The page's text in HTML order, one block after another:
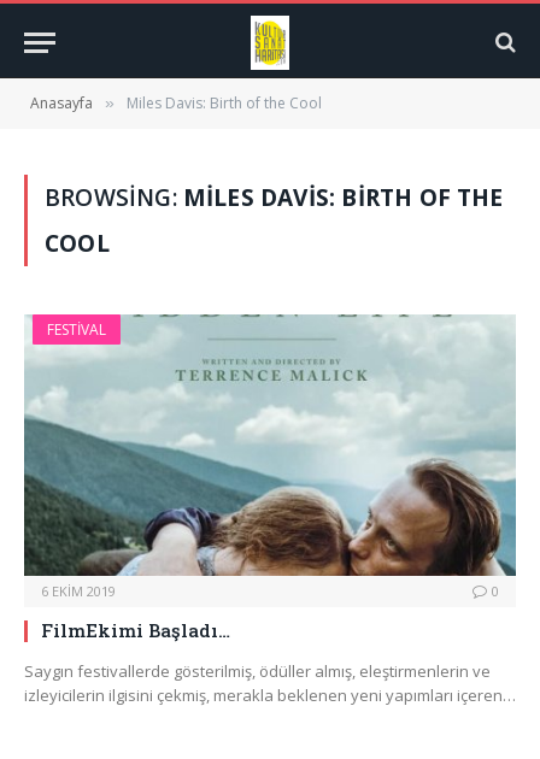
Anasayfa » Miles Davis: Birth of the Cool
BROWSING: MILES DAVIS: BIRTH OF THE
COOL
FESTIVAL
6 EKIM 2019 0
FilmEkimi Başladı…
Saygın festivallerde gösterilmiş, ödüller almış, eleştirmenlerin ve
izleyicilerin ilgisini çekmiş, merakla beklenen yeni yapımları içeren…